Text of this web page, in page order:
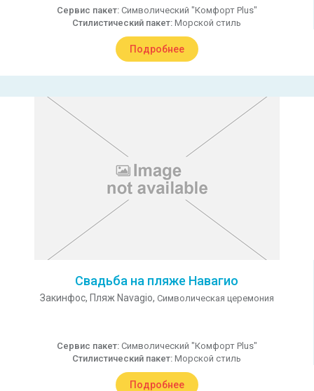
Сервис пакет: Символический "Комфорт Plus"
Стилистический пакет: Морской стиль
Подробнее
Свадьба на пляже Навагио
Закинфос, Пляж Navagio, Символическая церемония
Сервис пакет: Символический "Комфорт Plus"
Стилистический пакет: Морской стиль
Подробнее